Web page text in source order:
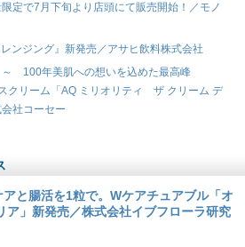
定で7月下旬より店頭にて販売開始！／モノ
ンジング』新発売／アサヒ飲料株式会社
～ 100年美肌への想いを込めた最高峰
クリーム「AQ ミリオリティ ザ クリーム デ
社コーセー
アと腸活を1粒で。Wケアチュアブル「オ
ア」新発売／株式会社イブフローラ研究